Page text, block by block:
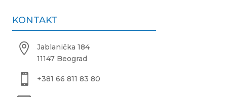
KONTAKT

Jablanička 184
11147 Beograd
 +381 66 811 83 80